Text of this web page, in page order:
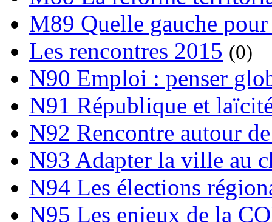
M89 Quelle gauche
Les rencontres 2015 (0)
N90 Emploi : penser
N91 République et
N92 Rencontre autour
N93 Adapter la ville au
N94 Les élections
N95 Les enjeux de la